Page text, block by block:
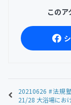
このア
20210626 #法規
21/28 大浴場にお